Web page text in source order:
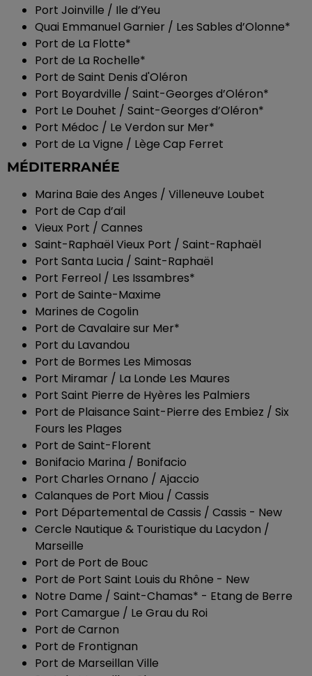
Port Joinville / Ile d’Yeu
Quai Emmanuel Garnier / Les Sables d’Olonne*
Port de La Flotte*
Port de La Rochelle*
Port de Saint Denis d'Oléron
Port Boyardville / Saint-Georges d’Oléron*
Port Le Douhet / Saint-Georges d’Oléron*
Port Médoc / Le Verdon sur Mer*
Port de La Vigne / Lège Cap Ferret
MÉDITERRANÉE
Marina Baie des Anges / Villeneuve Loubet
Port de Cap d’ail
Vieux Port / Cannes
Saint-Raphaël Vieux Port / Saint-Raphaël
Port Santa Lucia / Saint-Raphaël
Port Ferreol / Les Issambres*
Port de Sainte-Maxime
Marines de Cogolin
Port de Cavalaire sur Mer*
Port du Lavandou
Port de Bormes Les Mimosas
Port Miramar / La Londe Les Maures
Port Saint Pierre de Hyères les Palmiers
Port de Plaisance Saint-Pierre des Embiez / Six
Fours les Plages
Port de Saint-Florent
Bonifacio Marina / Bonifacio
Port Charles Ornano / Ajaccio
Calanques de Port Miou / Cassis
Port Départemental de Cassis / Cassis - New
Cercle Nautique & Touristique du Lacydon /
Marseille
Port de Port de Bouc
Port de Port Saint Louis du Rhône - New
Notre Dame / Saint-Chamas* - Etang de Berre
Port Camargue / Le Grau du Roi
Port de Carnon
Port de Frontignan
Port de Marseillan Ville